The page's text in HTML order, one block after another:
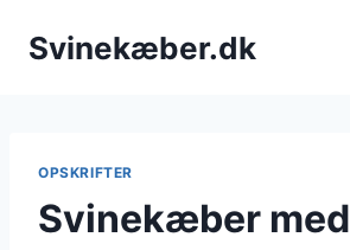
Svinekæber.dk
OPSKRIFTER
Svinekæber med